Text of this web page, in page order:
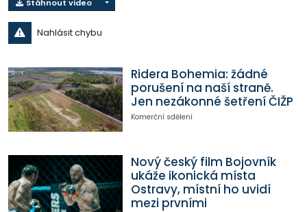
Stáhnout video
Nahlásit chybu
Ridera Bohemia: žádné
porušení na naší straně.
Jen nezákonné šetření ČIŽP
Komerční sdělení
Nový český film Bojovník
ukáže ikonická místa
Ostravy, místní ho uvidí
mezi prvními